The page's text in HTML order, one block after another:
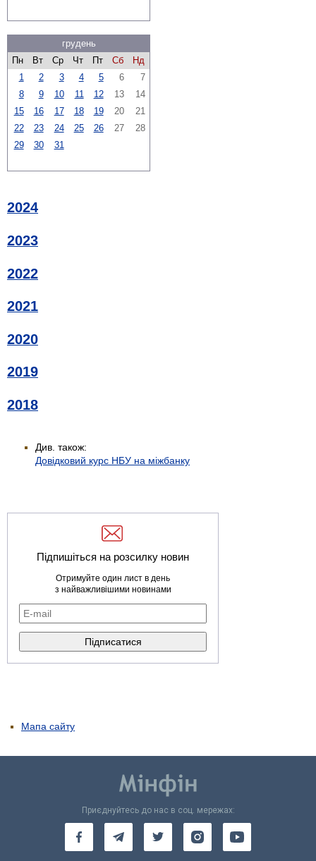
грудень
Пн
Вт Ср Чт Пт Сб
Нд
1
2 3 4 5 6
7
8
9 10 11 12 13
14
15
16 17 18 19 20
21
22
23 24 25 26 27
28
29
30 31
2024
2023
2022
2021
2020
2019
2018
Див. також:
Довідковий курс НБУ на міжбанку
Підпишіться на розсилку новин
Отримуйте один лист в день
з найважливішими новинами
Мапа сайту
Приєднуйтесь до нас в соц. мережах: